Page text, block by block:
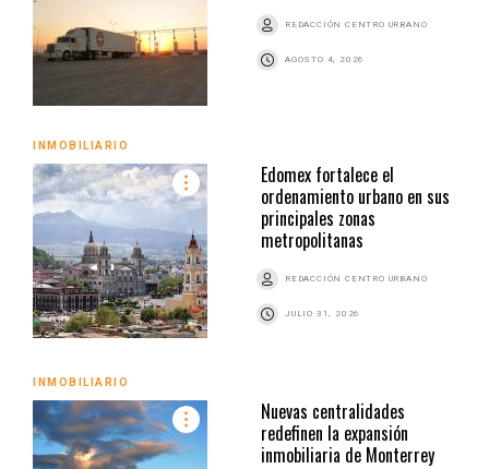
REDACCIÓN CENTRO URBANO
AGOSTO 4, 2026
INMOBILIARIO
Edomex fortalece el
ordenamiento urbano en sus
principales zonas
metropolitanas
REDACCIÓN CENTRO URBANO
JULIO 31, 2026
INMOBILIARIO
Nuevas centralidades
redefinen la expansión
inmobiliaria de Monterrey